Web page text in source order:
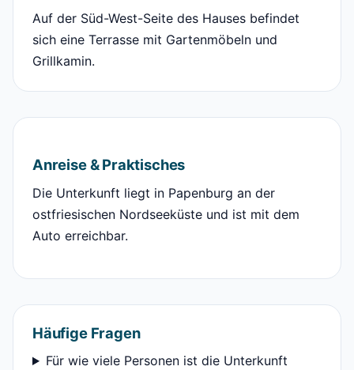
Auf der Süd-West-Seite des Hauses befindet
sich eine Terrasse mit Gartenmöbeln und
Grillkamin.
Anreise & Praktisches
Die Unterkunft liegt in Papenburg an der
ostfriesischen Nordseeküste und ist mit dem
Auto erreichbar.
Häufige Fragen
Für wie viele Personen ist die Unterkunft